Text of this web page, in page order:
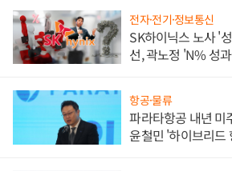
전자·전기·정보통신
SK하이닉스 노사 '
선, 곽노정 'N% 성
항공·물류
파라타항공 내년 미
윤철민 '하이브리드